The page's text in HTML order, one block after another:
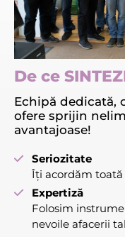
De ce
Echipă dedicată,
ofere sprijin
avantajoase!
Seriozitate
Îți acordăm
Expertiză
Folosim
nevoile afacerii